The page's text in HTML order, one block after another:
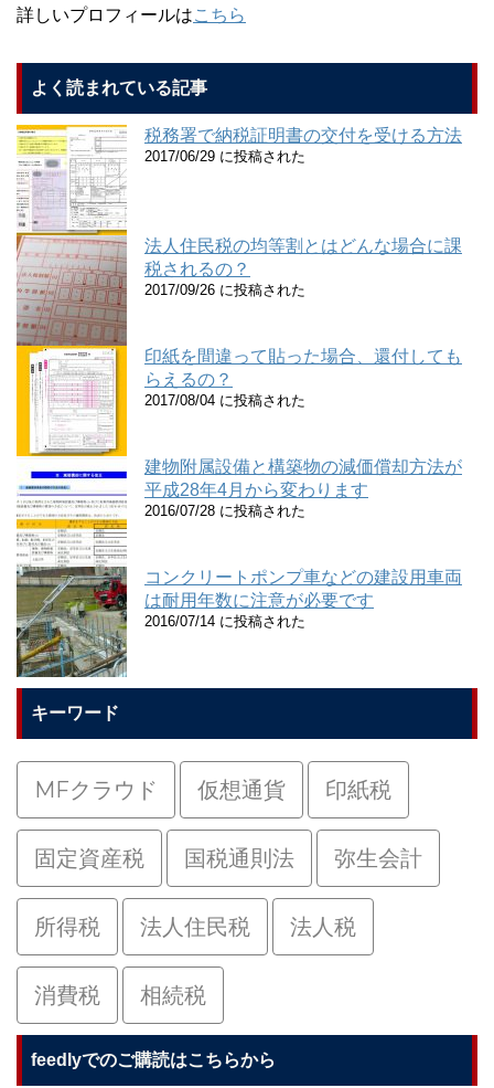
詳しいプロフィールはこちら
よく読まれている記事
税務署で納税証明書の交付を受ける方法
2017/06/29 に投稿された
法人住民税の均等割とはどんな場合に課
税されるの？
2017/09/26 に投稿された
印紙を間違って貼った場合、還付しても
らえるの？
2017/08/04 に投稿された
建物附属設備と構築物の減価償却方法が
平成28年4月から変わります
2016/07/28 に投稿された
コンクリートポンプ車などの建設用車両
は耐用年数に注意が必要です
2016/07/14 に投稿された
キーワード
MFクラウド 仮想通貨 印紙税
固定資産税 国税通則法 弥生会計
所得税 法人住民税 法人税
消費税 相続税
feedlyでのご購読はこちらから